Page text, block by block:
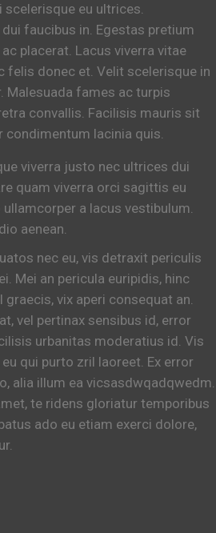
eu ultrices.
faucibus in. Egestas pretium
placerat. Lacus viverra vitae
felis donec et. Velit scelerisque in
Malesuada fames ac turpis
convallis. Facilisis mauris sit
lacinia quis.
viverra justo nec ultrices dui
quam viverra orci sagittis eu
a lacus vestibulum.
aenean.
nec eu, vis detraxit periculis
Mei an pericula euripidis, hinc
vix aperi consequat an.
vel pertinax sensibus id, error
urbanitas moderatius id. Vis
qui purto zril laoreet. Ex error
alia illum ea vicsasdwqadqwedm.
te ridens gloriatur temporibus
ado eu etiam exerci dolore,